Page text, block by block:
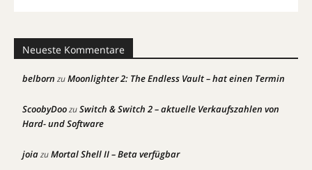
Neueste Kommentare
belborn zuMoonlighter 2: The Endless Vault – hat einen Termin
ScoobyDoozuSwitch & Switch 2 – aktuelle Verkaufszahlen von
Hard- und Software
joiazuMortal Shell II – Beta verfügbar